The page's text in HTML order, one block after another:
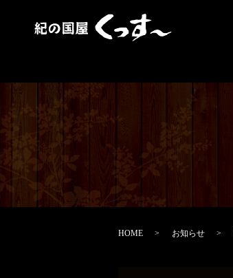
HOME お知らせ